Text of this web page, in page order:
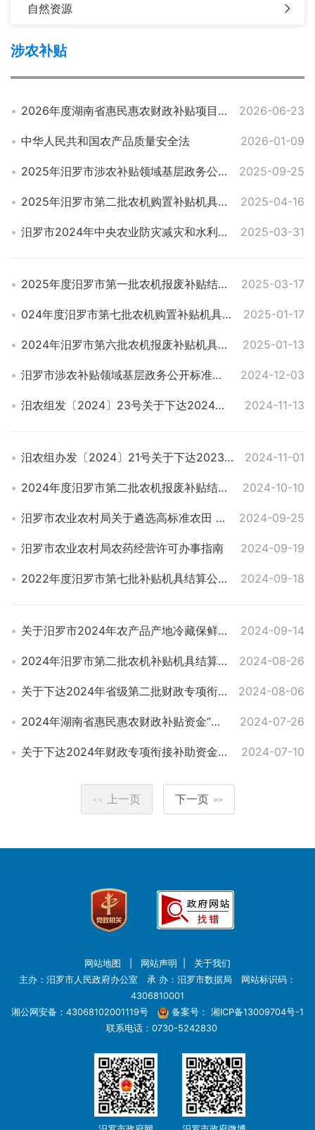
自然资源
涉农补贴
2026年度湖南省惠民惠农财政补贴项目清单 2026-06-23
中华人民共和国农产品质量安全法 2026-01-09
2025年汨罗市涉农补贴领域基层政务公开标准目录 2025-09-25
2025年汨罗市第二批农机购置补贴机具结算公示明细表 2025-04-16
汨罗市2024年中央农业防灾减灾和水利救灾资金（动物防疫补助）使用公示 2025-03-31
2025年度汨罗市第一批农机报废补贴结算明细表 2025-03-17
024年度汨罗市第七批农机购置补贴机具结算公示明细表 2025-01-17
2024年汨罗市第六批农机报废补贴机具结算公示明细表 2025-01-13
汨罗市涉农补贴领域基层政务公开标准目录 2024-12-03
汨农组发〔2024〕23号关于下达2024念第三批省级财政专项衔接补助资金（设施农业）项目计划的通知 2024-11-13
汨农组办发〔2024〕21号关于下达2023年新型农业经营主体贷款贴息项目计划的通知 2024-11-01
2024年度汨罗市第二批农机报废补贴结算明细表 2024-10-10
汨罗市农业农村局关于遴选高标准农田 建设项目招标代理机构的公告 2024-09-25
汨罗市农业农村局农药经营许可办事指南 2024-09-19
2022年度汨罗市第七批补贴机具结算公示明细表 2024-09-18
关于汨罗市2024年农产品产地冷藏保鲜设施建设实施主体的公示 2024-09-14
2024年汨罗市第二批农机补贴机具结算明细公示 2024-08-26
关于下达2024年省级第二批财政专项衔接补助资金（农业救灾）项目计划的通知 2024-08-06
2024年湖南省惠民惠农财政补贴资金“一卡通”补贴政策清单 2024-07-26
关于下达2024年财政专项衔接补助资金（发展新型农村集体经济)项目计划的通知 2024-07-10
<< 上一页 下一页 >>
网站地图 网站声明
关于我们
主办：汨罗市人民政府办公室 承 办：汨罗市数据局 网站标识码：
4306810001
湘公网安备：43068102001119号
备案号： 湘ICP备13009704号-1
联系电话：0730-5242830